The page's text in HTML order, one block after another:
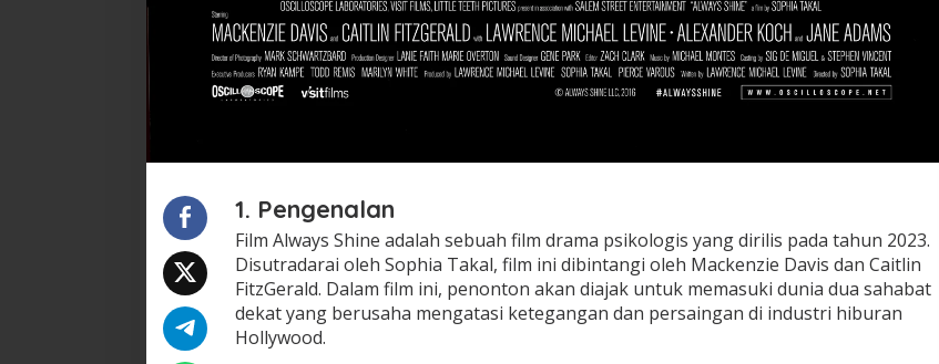
1. Pengenalan
Film Always Shine adalah sebuah film drama psikologis yang dirilis pada tahun 2023.
Disutradarai oleh Sophia Takal, film ini dibintangi oleh Mackenzie Davis dan Caitlin
FitzGerald. Dalam film ini, penonton akan diajak untuk memasuki dunia dua sahabat
dekat yang berusaha mengatasi ketegangan dan persaingan di industri hiburan
Hollywood.